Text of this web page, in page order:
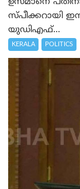
സ്പീക്കറായി
യുഡി‌എഫ്...
KERALA POLITICS